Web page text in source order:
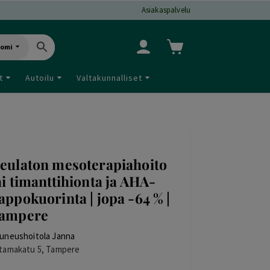
Asiakaspalvelu
Autoilu Valtakunnalliset
mesoterapiahoito
timanttihionta ja AHA-
| jopa -64 % |
Janna
5, Tampere